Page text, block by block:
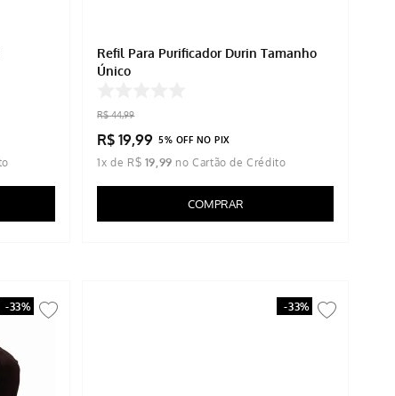
Refil Para Purificador Durin Tamanho
Único
R$ 44,99
R$ 19,99 5% OFF NO PIX
1x de R$ 19,99
COMPRAR
-33% -33%